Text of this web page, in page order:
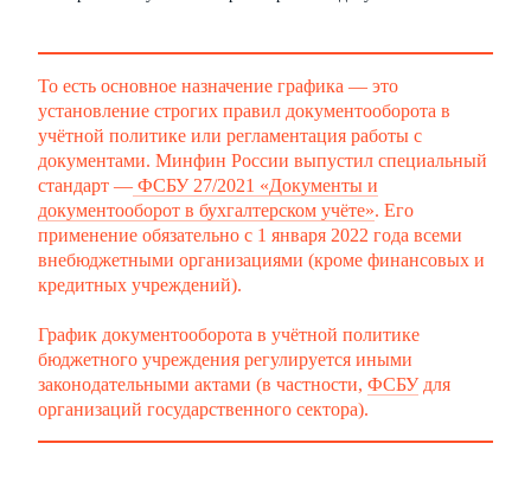
То есть основное назначение графика — это
установление строгих правил документооборота в
учётной политике или регламентация работы с
документами. Минфин России выпустил специальный
стандарт — ФСБУ 27/2021 «Документы и
документооборот в бухгалтерском учёте». Его
применение обязательно с 1 января 2022 года всеми
внебюджетными организациями (кроме финансовых и
кредитных учреждений).
График документооборота в учётной политике
бюджетного учреждения регулируется иными
законодательными актами (в частности, ФСБУдля
организаций государственного сектора).